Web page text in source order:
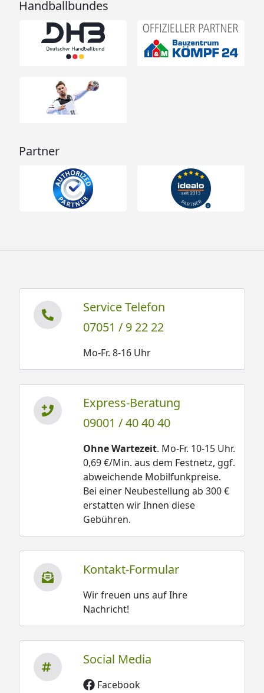
Handballbundes
Partner
Service Telefon
07051 / 9 22 22
Mo-Fr. 8-16 Uhr
Express-Beratung
09001 / 40 40 40
Ohne Wartezeit. Mo-Fr. 10-15 Uhr.
0,69 €/Min. aus dem Festnetz, ggf.
abweichende Mobilfunkpreise.
Bei einer Neubestellung ab 300 €
erstatten wir Ihnen diese
Gebühren.
Kontakt-Formular
Wir freuen uns auf Ihre
Nachricht!
Social Media
Facebook